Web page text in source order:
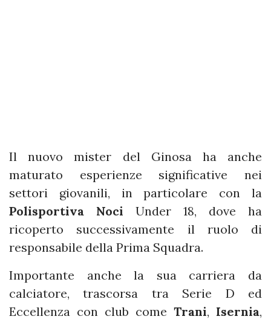
Il nuovo mister del Ginosa ha anche
maturato esperienze significative nei
settori giovanili, in particolare con la
Polisportiva Noci Under 18, dove ha
ricoperto successivamente il ruolo di
responsabile della Prima Squadra.
Importante anche la sua carriera da
calciatore, trascorsa tra Serie D ed
Eccellenza con club come Trani, Isernia,